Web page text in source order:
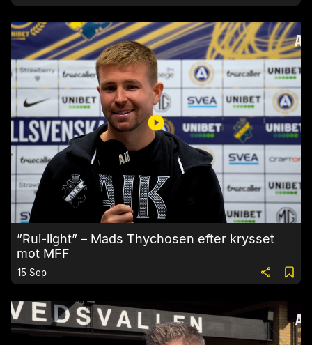
”Rui-light” – Mads Thychosen efter krysset
mot MFF
15 Sep